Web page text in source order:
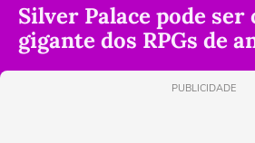
Silver Palace pode
gigante dos RPGs de
PUBLICIDADE